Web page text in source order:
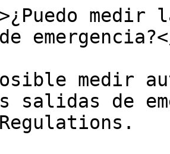
medir
salidas de